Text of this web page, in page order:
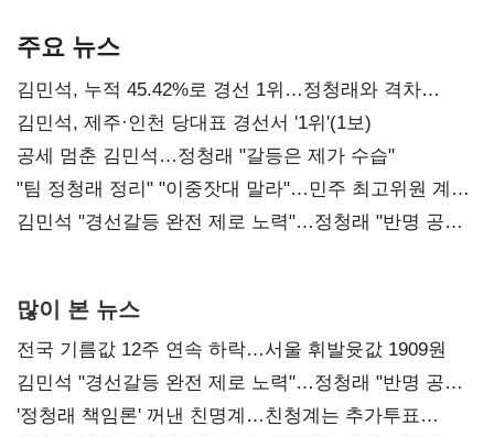
주요 뉴스
김민석, 누적 45.42%로 경선 1위…정청래와 격차
0.86%p(2보)
김민석, 제주·인천 당대표 경선서 '1위'(1보)
공세 멈춘 김민석…정청래 "갈등은 제가 수습"
"팀 정청래 정리" "이중잣대 말라"…민주 최고위원 계파
다툼 격화
김민석 "경선갈등 완전 제로 노력"…정청래 "반명 공세
많이 본 뉴스
전국 기름값 12주 연속 하락…서울 휘발윳값 1909원
김민석 "경선갈등 완전 제로 노력"…정청래 "반명 공세
사과부터"
'정청래 책임론' 꺼낸 친명계…친청계는 추가투표